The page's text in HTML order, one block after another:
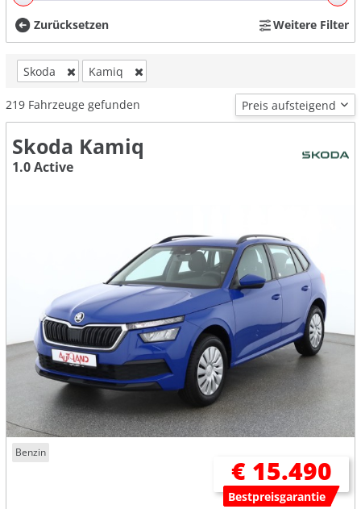
Zurücksetzen Weitere Filter
Skoda Kamiq
219 Fahrzeuge gefunden
Skoda Kamiq
1.0 Active
Benzin
€ 15.490
Bestpreisgarantie